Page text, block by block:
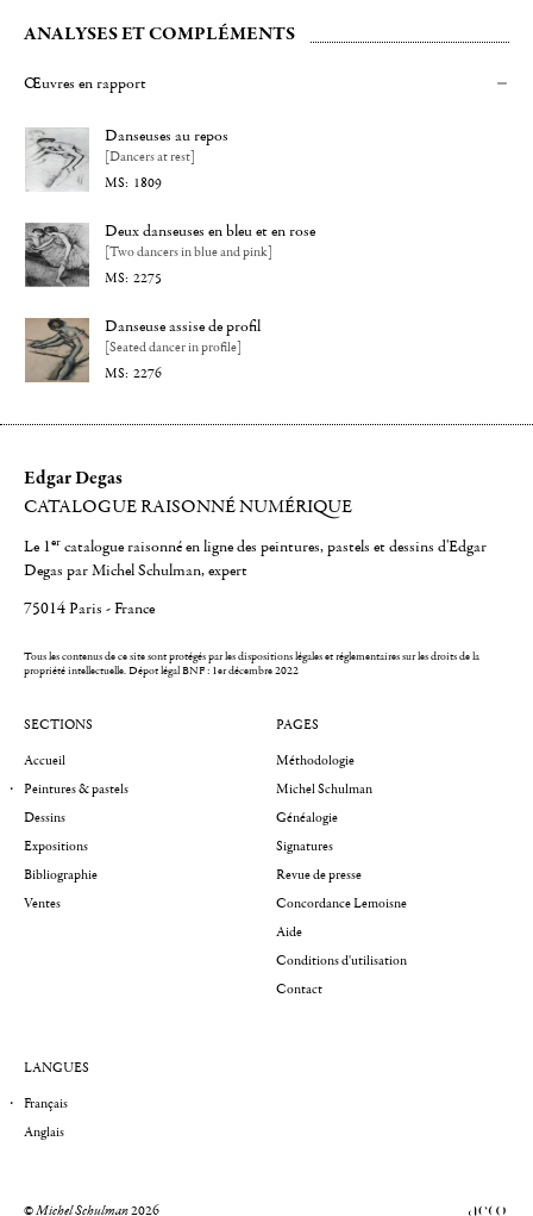
ANALYSES ET COMPLÉMENTS
Œuvres en rapport
Danseuses au repos
[Dancers at rest]
1809
Deux danseuses en bleu et en rose
[Two dancers in blue and pink]
2275
Danseuse assise de profil
[Seated dancer in profile]
2276
Edgar Degas
CATALOGUE RAISONNÉ NUMÉRIQUE
Le 1er catalogue raisonné en ligne des peintures, pastels et dessins d'Edgar
Degas par Michel Schulman, expert
75014 Paris - France
Tous les contenus de ce site sont protégés par les dispositions légales et réglementaires sur les droits de la
propriété intellectuelle.Dépot légal BNF : 1er décembre 2022
SECTIONS
Accueil
Peintures & pastels
Dessins
Expositions
Bibliographie
Ventes
PAGES
Méthodologie
Michel Schulman
Généalogie
Signatures
Revue de presse
Concordance Lemoisne
Aide
Conditions d'utilisation
Contact
LANGUES
Français
Anglais
©Michel Schulman2026